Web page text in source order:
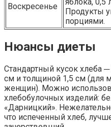
Воскресенье
яблока, 0,5
Продукты
порциями.
Нюансы диеты
Стандартный кусок хлеба
см и толщиной 1,5 см (для
женщин). Можно
хлебобулочных изделий:
«Дарницкий».
что испеченный хлеб,